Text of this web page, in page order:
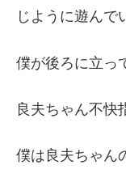
じように遊んで
僕が後ろに立っ
良夫ちゃん不快
僕は良夫ちゃん